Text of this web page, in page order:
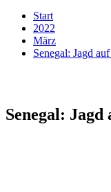
Start
2022
März
Senegal: Jagd
Senegal: